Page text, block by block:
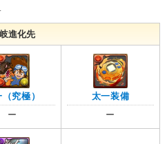
進化先
究極）
ー
太一装備
ー